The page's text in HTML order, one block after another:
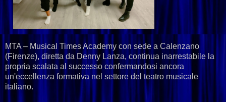
MTA – Musical Times Academy con sede a Calenzano
(Firenze), diretta da Denny Lanza, continua inarrestabile la
propria scalata al successo confermandosi ancora
un'eccellenza formativa nel settore del teatro musicale
italiano.